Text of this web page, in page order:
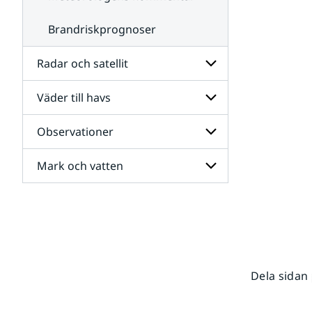
Brandriskprognoser
Radar och satellit
Undersidor
för
Radar
och
satellit
Väder till havs
Undersidor
för
Väder
till
havs
Observationer
Undersidor
för
Mark och vatten
Dela sidan